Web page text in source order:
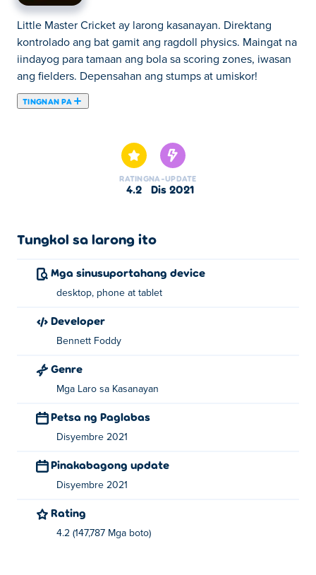
Little Master Cricket ay larong kasanayan. Direktang
kontrolado ang bat gamit ang ragdoll physics. Maingat na
iindayog para tamaan ang bola sa scoring zones, iwasan
ang fielders. Depensahan ang stumps at umiskor!
TINGNAN PA
RATING
4.2
NA-UPDATE
Dis 2021
Tungkol sa larong ito
Mga sinusuportahang device
desktop, phone at tablet
Developer
Bennett Foddy
Genre
Mga Laro sa Kasanayan
Petsa ng Paglabas
Disyembre 2021
Pinakabagong update
Disyembre 2021
Rating
4.2 (147,787 Mga boto)